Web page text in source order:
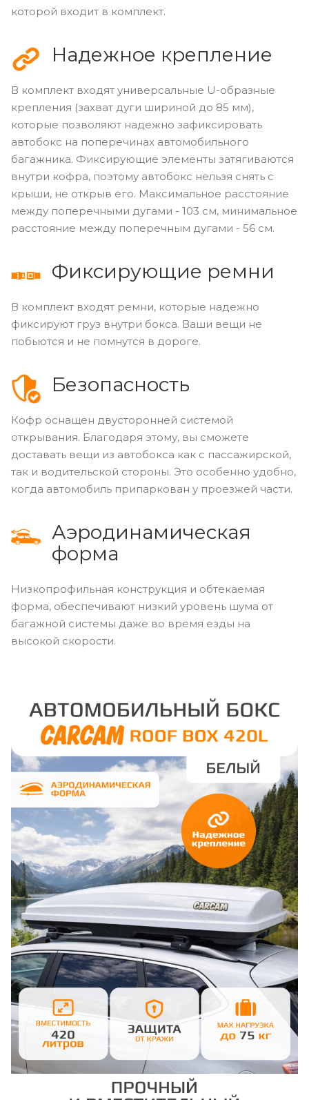
которой входит в комплект.
Надежное крепление
В комплект входят универсальные U-образные
крепления (захват дуги шириной до 85 мм),
которые позволяют надежно зафиксировать
автобокс на поперечинах автомобильного
багажника. Фиксирующие элементы затягиваются
внутри кофра, поэтому автобокс нельзя снять с
крыши, не открыв его. Максимальное расстояние
между поперечными дугами - 103 см, минимальное
расстояние между поперечным дугами - 56 см.
Фиксирующие ремни
В комплект входят ремни, которые надежно
фиксируют груз внутри бокса. Ваши вещи не
побьются и не помнутся в дороге.
Безопасность
Кофр оснащен двусторонней системой
открывания. Благодаря этому, вы сможете
доставать вещи из автобокса как с пассажирской,
так и водительской стороны. Это особенно удобно,
когда автомобиль припаркован у проезжей части.
Аэродинамическая
форма
Низкопрофильная конструкция и обтекаемая
форма, обеспечивают низкий уровень шума от
багажной системы даже во время езды на
высокой скорости.